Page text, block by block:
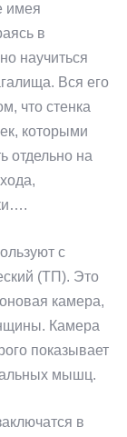
имея
в
научиться
Вся его
что стенка
которыми
отдельно на
с
(ТП). Это
камера,
Камера
показывает
мышц.
в